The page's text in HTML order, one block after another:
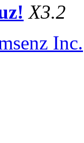
X3.2
Inc.